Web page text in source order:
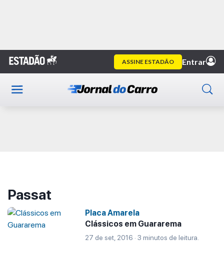
Home Passat
Publicidade
Passat
Placa Amarela
Clássicos em Guararema
27 de set, 2016 · 3 minutos de leitura.